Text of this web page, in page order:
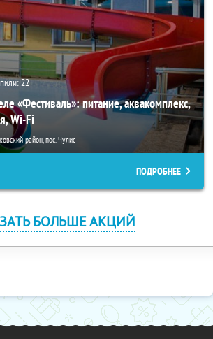
22
«Фестиваль»: питание, аквакомплекс,
Wi-Fi
район, пос. Чулис
ПОДРОБНЕЕ
БОЛЬШЕ АКЦИЙ